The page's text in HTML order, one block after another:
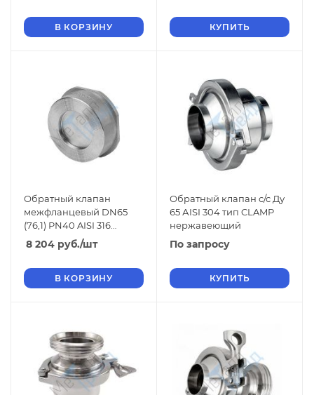
В КОРЗИНУ КУПИТЬ
Обратный клапан
межфланцевый DN65
(76,1) PN40 AISI 316
нержавеющий
8 204 руб./шт
В КОРЗИНУ
Обратный клапан с/с Ду
65 АISI 304 тип CLAMP
нержавеющий
По запросу
КУПИТЬ